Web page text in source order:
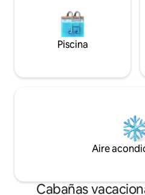
Piscina
Aire
Cabañas